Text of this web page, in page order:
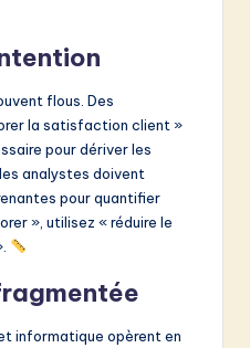
flous. Des
la satisfaction client »
pour dériver les
analystes doivent
pour quantifier
», utilisez « réduire le
informatique opèrent en